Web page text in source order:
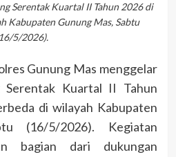
Serentak Kuartal II Tahun 2026 di
Kabupaten Gunung Mas, Sabtu
5/2026).
Gunung Mas menggelar
Serentak Kuartal II Tahun
di wilayah Kabupaten
(16/5/2026). Kegiatan
bagian dari dukungan